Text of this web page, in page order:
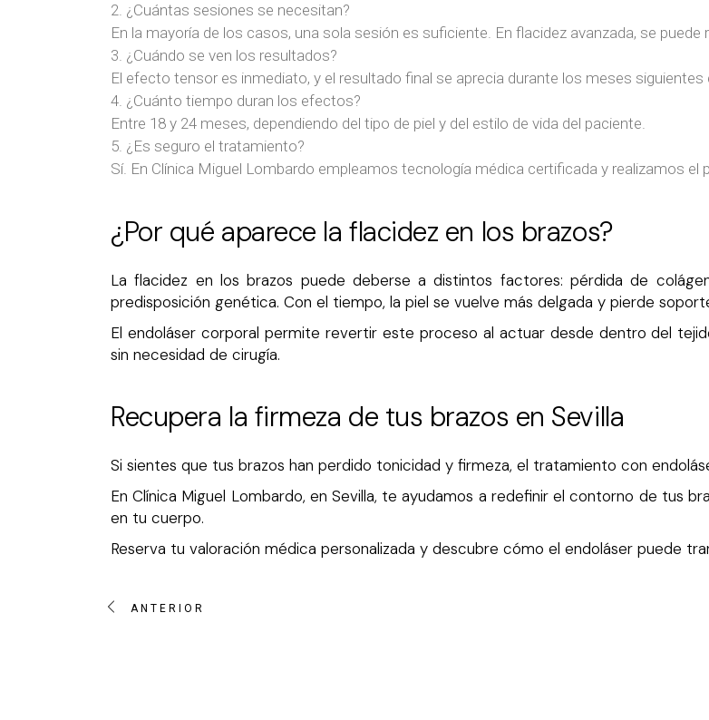
¿Cuántas sesiones se necesitan?
En la mayoría de los casos, una sola sesión es suficiente. En flacidez avanzada, se
¿Cuándo se ven los resultados?
El efecto tensor es inmediato, y el resultado final se aprecia durante los meses
¿Cuánto tiempo duran los efectos?
Entre 18 y 24 meses, dependiendo del tipo de piel y del estilo de vida del paciente.
¿Es seguro el tratamiento?
Sí. En Clínica Miguel Lombardo empleamos tecnología médica certificada y realizamos
¿Por qué aparece la flacidez en los brazos?
La flacidez en los brazos puede deberse a distintos factores: pérdida de
predisposición genética. Con el tiempo, la piel se vuelve más delgada y pierde
El endoláser corporal permite revertir este proceso al actuar desde dentro del
sin necesidad de cirugía.
Recupera la firmeza de tus brazos en Sevilla
Si sientes que tus brazos han perdido tonicidad y firmeza, el tratamiento con
En Clínica Miguel Lombardo, en Sevilla, te ayudamos a redefinir el contorno de tus
en tu cuerpo.
Reserva tu valoración médica personalizada y descubre cómo el endoláser puede
ANTERIOR